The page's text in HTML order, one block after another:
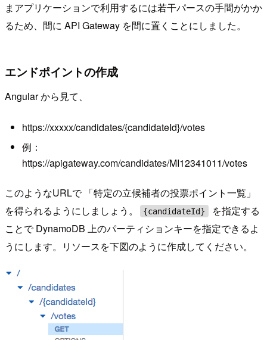
まアプリケーションで利用するには若干パースの手間がかか
るため、間に API Gateway を間に置くことにしました。
エンドポイントの作成
Angular から見て、
https://xxxxx/candidates/{candidateId}/votes
例：
https://apigateway.com/candidates/MI12341011/votes
このようなURLで 「特定の立候補者の投票ポイント一覧」
を得られるようにしましょう。
{candidateId}
を指定する
ことで DynamoDB 上のパーティションキーを指定できるよ
うにします。リソースを下図のように作成してください。